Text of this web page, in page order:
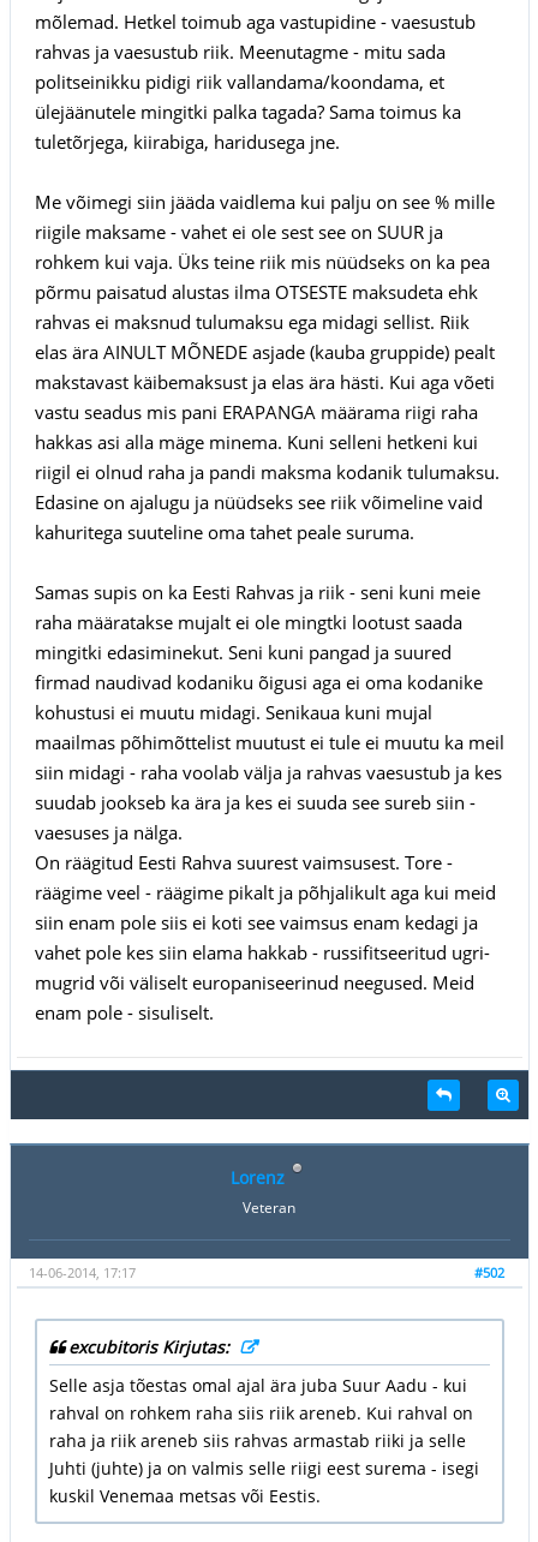
mõlemad. Hetkel toimub aga vastupidine - vaesustub
rahvas ja vaesustub riik. Meenutagme - mitu sada
politseinikku pidigi riik vallandama/koondama, et
ülejäänutele mingitki palka tagada? Sama toimus ka
tuletõrjega, kiirabiga, haridusega jne.
Me võimegi siin jääda vaidlema kui palju on see % mille
riigile maksame - vahet ei ole sest see on SUUR ja
rohkem kui vaja. Üks teine riik mis nüüdseks on ka pea
põrmu paisatud alustas ilma OTSESTE maksudeta ehk
rahvas ei maksnud tulumaksu ega midagi sellist. Riik
elas ära AINULT MÕNEDE asjade (kauba gruppide) pealt
makstavast käibemaksust ja elas ära hästi. Kui aga võeti
vastu seadus mis pani ERAPANGA määrama riigi raha
hakkas asi alla mäge minema. Kuni selleni hetkeni kui
riigil ei olnud raha ja pandi maksma kodanik tulumaksu.
Edasine on ajalugu ja nüüdseks see riik võimeline vaid
kahuritega suuteline oma tahet peale suruma.
Samas supis on ka Eesti Rahvas ja riik - seni kuni meie
raha määratakse mujalt ei ole mingtki lootust saada
mingitki edasiminekut. Seni kuni pangad ja suured
firmad naudivad kodaniku õigusi aga ei oma kodanike
kohustusi ei muutu midagi. Senikaua kuni mujal
maailmas põhimõttelist muutust ei tule ei muutu ka meil
siin midagi - raha voolab välja ja rahvas vaesustub ja kes
suudab jookseb ka ära ja kes ei suuda see sureb siin -
vaesuses ja nälga.
On räägitud Eesti Rahva suurest vaimsusest. Tore -
räägime veel - räägime pikalt ja põhjalikult aga kui meid
siin enam pole siis ei koti see vaimsus enam kedagi ja
vahet pole kes siin elama hakkab - russifitseeritud ugri-
mugrid või väliselt europaniseerinud neegused. Meid
enam pole - sisuliselt.
Lorenz
Veteran
#502
14-06-2014, 17:17
excubitoris Kirjutas:
Selle asja tõestas omal ajal ära juba Suur Aadu - kui
rahval on rohkem raha siis riik areneb. Kui rahval on
raha ja riik areneb siis rahvas armastab riiki ja selle
Juhti (juhte) ja on valmis selle riigi eest surema - isegi
kuskil Venemaa metsas või Eestis.